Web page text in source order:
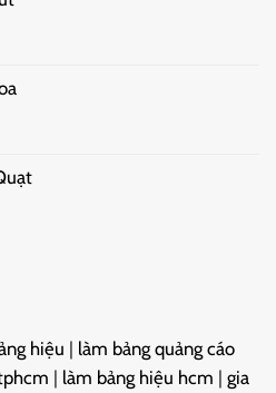
hiệu | làm bảng quảng cáo
| làm bảng hiệu hcm | gia